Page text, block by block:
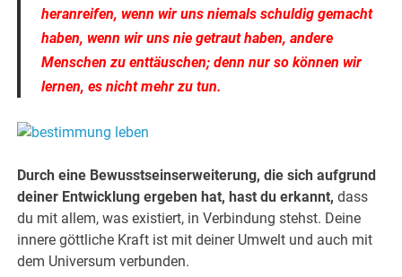
heranreifen, wenn wir uns niemals schuldig gemacht
haben, wenn wir uns nie getraut haben, andere
Menschen zu enttäuschen; denn nur so können wir
lernen, es nicht mehr zu tun.
Durch eine Bewusstseinserweiterung, die sich aufgrund
deiner Entwicklung ergeben hat, hast du erkannt, dass
du mit allem, was existiert, in Verbindung stehst. Deine
innere göttliche Kraft ist mit deiner Umwelt und auch mit
dem Universum verbunden.